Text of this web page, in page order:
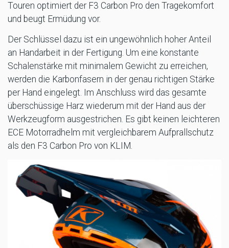
Touren optimiert der F3 Carbon Pro den Tragekomfort
und beugt Ermüdung vor.
Der Schlüssel dazu ist ein ungewöhnlich hoher Anteil
an Handarbeit in der Fertigung. Um eine konstante
Schalenstärke mit minimalem Gewicht zu erreichen,
werden die Karbonfasern in der genau richtigen Stärke
per Hand eingelegt. Im Anschluss wird das gesamte
überschüssige Harz wiederum mit der Hand aus der
Werkzeugform ausgestrichen. Es gibt keinen leichteren
ECE Motorradhelm mit vergleichbarem Aufprallschutz
als den F3 Carbon Pro von KLIM.